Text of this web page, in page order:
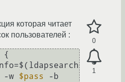
0
1
которая читает
пользователей :
{
-w $pass